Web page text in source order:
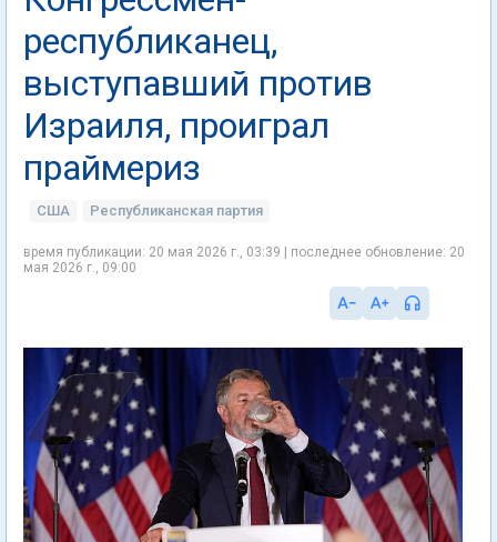
республиканец,
выступавший против
Израиля, проиграл
праймериз
США Республиканская партия
время публикации: 20 мая 2026 г., 03:39 | последнее обновление: 20
мая 2026 г., 09:00